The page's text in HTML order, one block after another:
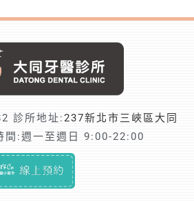
診所地址:237新北市三峽區大同
間:週一至週日 9:00-22:00